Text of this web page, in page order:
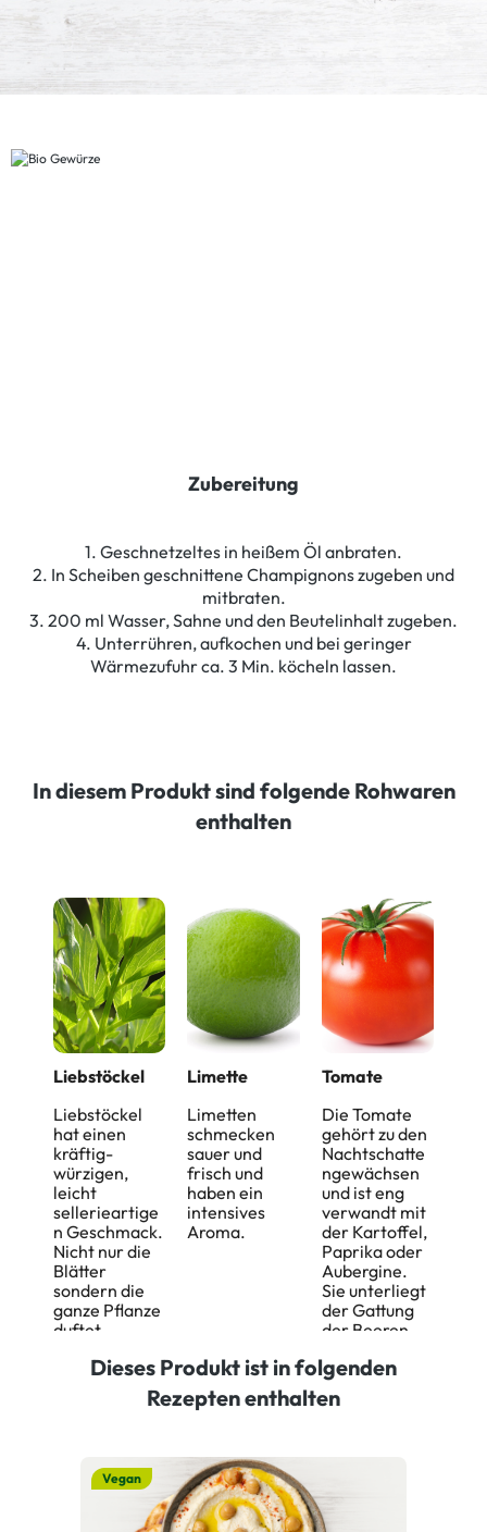
Zubereitung
1. Geschnetzeltes in heißem Öl anbraten.
2. In Scheiben geschnittene Champignons zugeben und
mitbraten.
3. 200 ml Wasser, Sahne und den Beutelinhalt zugeben.
4. Unterrühren, aufkochen und bei geringer
Wärmezufuhr ca. 3 Min. köcheln lassen.
In diesem Produkt sind folgende Rohwaren
enthalten
Liebstöckel
Liebstöckel
hat einen
kräftig-
würzigen,
leicht
sellerieartige
n Geschmack.
Nicht nur die
Blätter
sondern die
ganze Pflanze
duftet
Limette
Limetten
schmecken
sauer und
frisch und
haben ein
intensives
Aroma.
Tomate
Die Tomate
gehört zu den
Nachtschatte
ngewächsen
und ist eng
verwandt mit
der Kartoffel,
Paprika oder
Aubergine.
Sie unterliegt
der Gattung
der Beeren
leicht
frischen
Dieses Produkt ist in folgenden
Rezepten enthalten
Vegan